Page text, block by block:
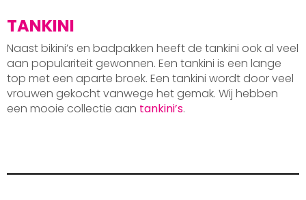
TANKINI
Naast bikini’s en badpakken heeft de tankini ook al veel
aan populariteit gewonnen. Een tankini is een lange
top met een aparte broek. Een tankini wordt door veel
vrouwen gekocht vanwege het gemak. Wij hebben
een mooie collectie aan tankini’s.